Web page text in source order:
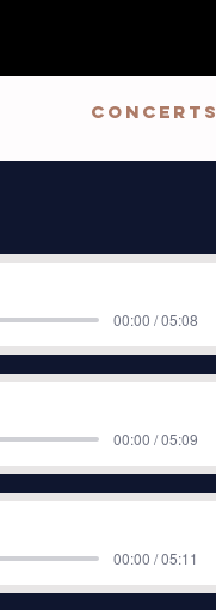
Concerts
00:00 / 05:08
00:00 / 05:09
00:00 / 05:11